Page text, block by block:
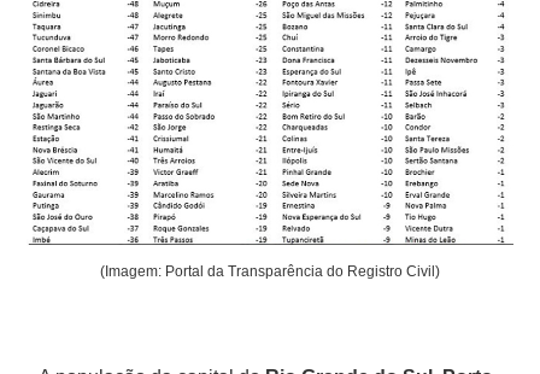
(Imagem: Portal da Transparência do Registro Civil)